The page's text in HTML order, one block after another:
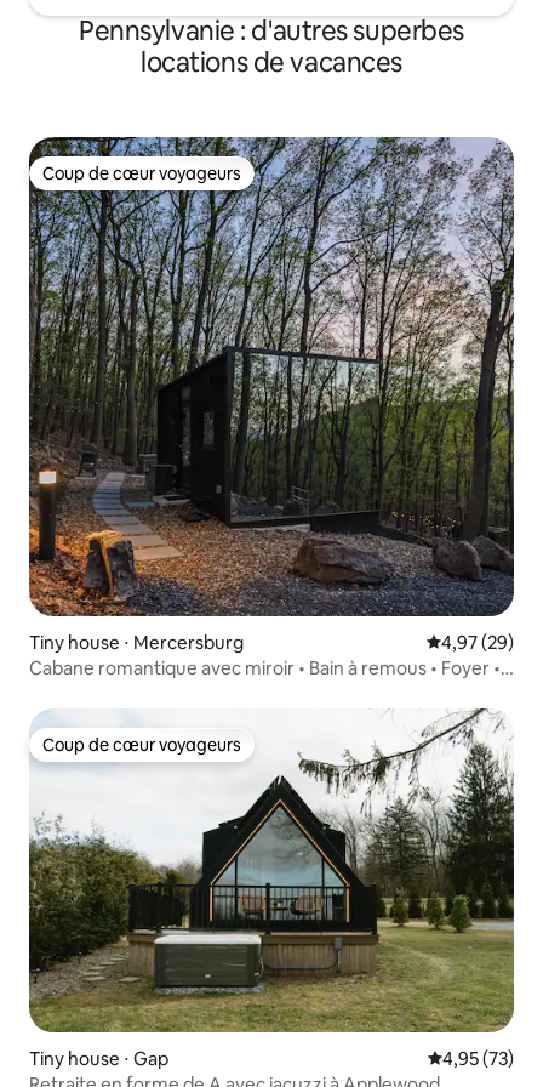
Pennsylvanie : d'autres superbes
locations de vacances
Coup de cœur voyageurs
Coup de cœur voyageurs
Tiny house ⋅ Mercersburg Évaluation
4,97 (29)
Cabane romantique avec miroir • Bain à remous • Foyer •
Coup de cœur voyageurs
Coup de cœur voyageurs
Tiny house ⋅ Gap Évaluation
4,95 (73)